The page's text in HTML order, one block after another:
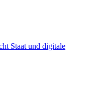
Staat und digitale